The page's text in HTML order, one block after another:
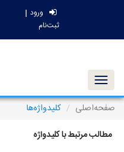
ورود |
ثبت‌نام
Toggle navigation
صفحه‌اصلی
کلیدواژه‌ها
مطالب مرتبط با کلیدواژه